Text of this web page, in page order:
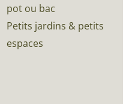
pot ou bac
Petits jardins & petits
espaces